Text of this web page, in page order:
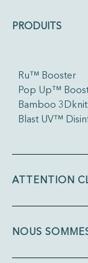
PRODUITS
Ru™ Booster
Pop Up™
Bamboo
Blast UV™
ATTENTION
NOUS